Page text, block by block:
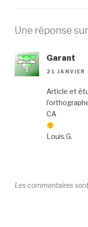
Une réponse
Garant
21
Article et
CA
Louis G.
Les commentaires